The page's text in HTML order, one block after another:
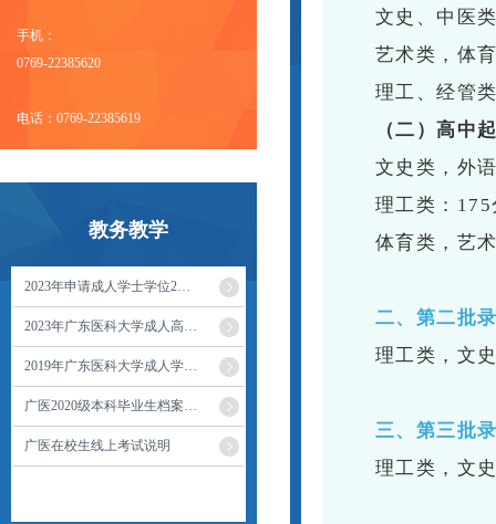
手机：
0769-22385620
电话：0769-22385619
教务教学
2023年申请成人学士学位2…
2023年广东医科大学成人高…
2019年广东医科大学成人学…
广医2020级本科毕业生档案…
广医在校生线上考试说明
文史、中医
艺术类，体
理工、经管
（二）高中
文史类，外
理工类：175
体育类，艺
二、第二批
理工类，文
三、第三批
理工类，文